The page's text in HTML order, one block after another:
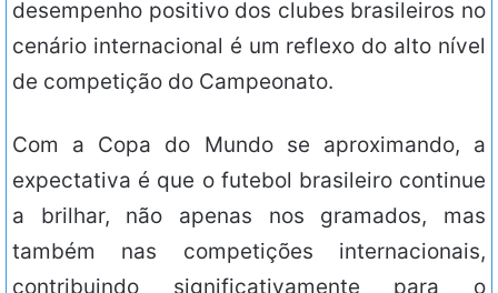
desempenho positivo dos clubes brasileiros no
cenário internacional é um reflexo do alto nível
de competição do Campeonato.
Com a Copa do Mundo se aproximando, a
expectativa é que o futebol brasileiro continue
a brilhar, não apenas nos gramados, mas
também nas competições internacionais,
contribuindo significativamente para o